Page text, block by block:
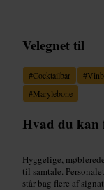
Velegnet til
#Cocktailbar #
#Marylebone
Hvad du kan
Hyggelige,
til samtale.
står bag flere af